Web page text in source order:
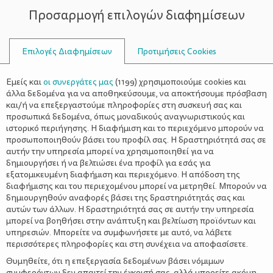
ΣΥΜΒΟΥΛΟΙ
ΟΙΚΟΓΈΝΕΙΑ>ΟΙΚΟΓΕΝΕΙΑΚΈΣ ΔΡΑΣΤΗΡΙΌΤΗΤΕΣ
PAW Patrol Live “Αγώνας
Διάσωσης”
Προσαρμογή επιλογών διαφημίσεων
Επιλογές Διαφημίσεων Προτιμήσεις Cookies
Εμείς καιοι συνεργάτες μας (1199) χρησιμοποιούμε cookies και
άλλα δεδομένα για να αποθηκεύσουμε, να αποκτήσουμε πρόσβαση
και/ή να επεξεργαστούμε πληροφορίες στη συσκευή σας και
προσωπικά δεδομένα, όπως μοναδικούς αναγνωριστικούς και
ιστορικό περιήγησης. Η διαφήμιση και το περιεχόμενο μπορούν να
προσωποποιηθούν βάσει του προφίλ σας. Η δραστηριότητά σας σε
αυτήν την υπηρεσία μπορεί να χρησιμοποιηθεί για να
δημιουργήσει ή να βελτιώσει ένα προφίλ για εσάς για
εξατομικευμένη διαφήμιση και περιεχόμενο. Η απόδοση της
διαφήμισης και του περιεχομένου μπορεί να μετρηθεί. Μπορούν να
δημιουργηθούν αναφορές βάσει της δραστηριότητάς σας και
αυτών των άλλων. Η δραστηριότητά σας σε αυτήν την υπηρεσία
μπορεί να βοηθήσει στην ανάπτυξη και βελτίωση προϊόντων και
υπηρεσιών. Μπορείτε να συμφωνήσετε με αυτό, να λάβετε
περισσότερες πληροφορίες και στη συνέχεια να αποφασίσετε.
Θυμηθείτε, ότι η επεξεργασία δεδομένων βάσει νόμιμων